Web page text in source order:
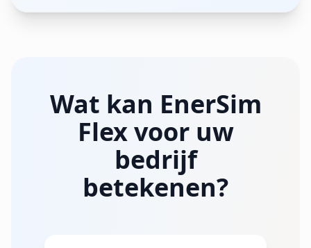
Wat kan EnerSim
Flex voor uw
bedrijf
betekenen?